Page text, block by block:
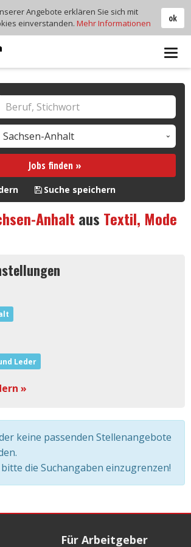
Jobs finden »
Suche speichern
Anhaltaus Textil, Mode
Leder
»
keine passenden Stellenangebote
die Suchangaben einzugrenzen!
Für Arbeitgeber
ok
Angebote erklären Sie sich mit
einverstanden. Mehr Informationen